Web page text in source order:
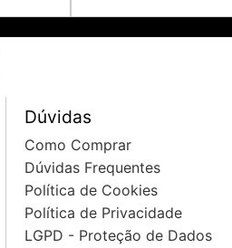
Dúvidas
Como Comprar
Dúvidas Frequentes
Política de Cookies
Política de Privacidade
LGPD - Proteção de Dados